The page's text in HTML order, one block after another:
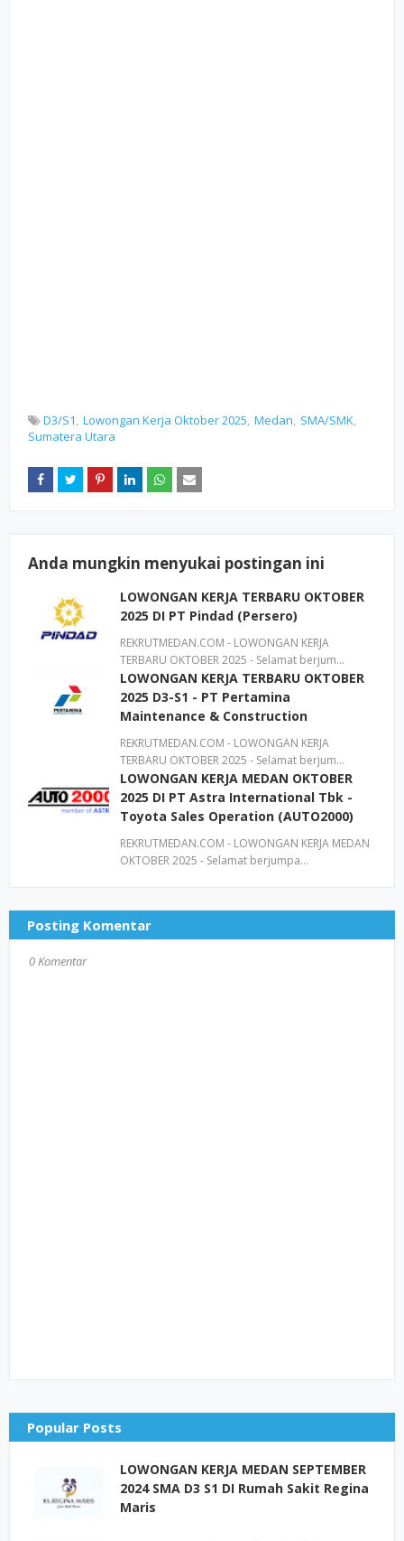
D3/S1 Lowongan Kerja Oktober 2025 Medan SMA/SMK
Sumatera Utara
Anda mungkin menyukai postingan ini
LOWONGAN KERJA TERBARU OKTOBER
2025 DI PT Pindad (Persero)
REKRUTMEDAN.COM - LOWONGAN KERJA
TERBARU OKTOBER 2025 - Selamat berjum…
LOWONGAN KERJA TERBARU OKTOBER
2025 D3-S1 - PT Pertamina
Maintenance & Construction
REKRUTMEDAN.COM - LOWONGAN KERJA
TERBARU OKTOBER 2025 - Selamat berjum…
LOWONGAN KERJA MEDAN OKTOBER
2025 DI PT Astra International Tbk -
Toyota Sales Operation (AUTO2000)
REKRUTMEDAN.COM - LOWONGAN KERJA MEDAN
OKTOBER 2025 - Selamat berjumpa…
Posting Komentar
0 Komentar
Popular Posts
LOWONGAN KERJA MEDAN SEPTEMBER
2024 SMA D3 S1 DI Rumah Sakit Regina
Maris